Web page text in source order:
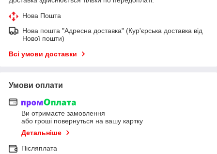
Нова Пошта
Нова пошта "Адресна доставка" (Кур'єрська доставка від
Нової пошти)
Всі умови доставки
Умови оплати
Ви отримаєте замовлення
або гроші повернуться на вашу картку
Детальніше
Післяплата